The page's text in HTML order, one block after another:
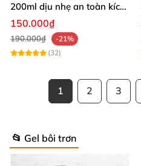
200ml dịu nhẹ an toàn kích
thích sảng khoái
150.000₫
190.000₫
-21%
(32)
1 2 3
📂 Gel bôi trơn